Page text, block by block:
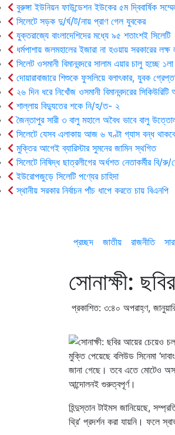
বুরুঙ্গা ইউনিয়ন ফাউন্ডেশন ইউকের ৫ম দ্বিবার্ষিক
সিলেটে সড়ক দু/র্ঘ/ট/নায় প্রাণ গেল যুবকের
যুক্তরাজ্যে বাংলাদেশিদের মধ্যে ৯৫ শতাংশই সিলেটি
ধর্মপাশায় জলমহালের ইজারা না হওয়ায় সরকারের লক্ষ
সিলেট ওসমানী বিমানবন্দরে সালাম এয়ার চালু হচ্ছে
দোয়ারাবাজারে শিশুকে ফুসলিয়ে বলাৎকার, যুবক
২৬ দিন ধরে নিখোঁজ ওসমানী বিমানবন্দরের সিকিউরিটি
শাল্লায় বিদ্যুতের শকে নি/হ/ত- ২
জৈন্তাপুর সারী ৩ বালু মহালে অবৈধ ভাবে বালু
সিলেটে যেসব এলাকায় আজ ৬ ঘণ্টা গ্যাস বন্ধ থাকবে
মুক্তির আগেই ব্যারিস্টার সুমনের জামিন স্থগিত
সিলেটে নিষিদ্ধ ছাত্রলীগের অর্ধশত নেতাকর্মীর বি/
ইউরোপজুড়ে সিলেটি পণ্যের চাহিদা
স্থানীয় সরকার নির্বাচন পাঁচ ধাপে করতে চায় বিএনপি
প্রচ্ছদ জাতীয় রাজনীতি
সোনাক্ষী:
প্রকাশিত: ৩:৪০ অপরাহ্ণ,
মুক্তি পেয়েছে বলিউড সিনেমা
জানা গেছে। তবে এতে মোটেও
আন্দোলনই গুরুত্বপূর্ণ।
হিন্দুস্তান টাইমস জানিয়েছে,
থ্রি’ প্রদর্শন করা যায়নি। ফলে